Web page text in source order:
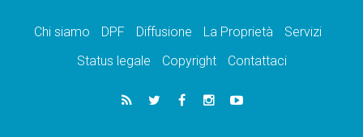
Chi siamo DPF Diffusione La Proprietà
Servizi
Status legale
Copyright Contattaci